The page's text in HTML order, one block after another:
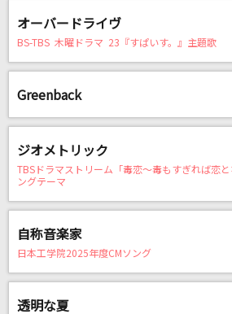
メフィスト
[生音]天体観測
逆夢
King Gnu
B'z
ABARERO
SixTONES
オーバードライヴ
BS-TBS 木曜ドラマ 23『すぱいす。』主題歌
Greenback
ジオメトリック
TBSドラマストリーム「毒恋～毒もすぎれば恋と
ングテーマ
自称音楽家
日本工学院2025年度CMソング
透明な夏